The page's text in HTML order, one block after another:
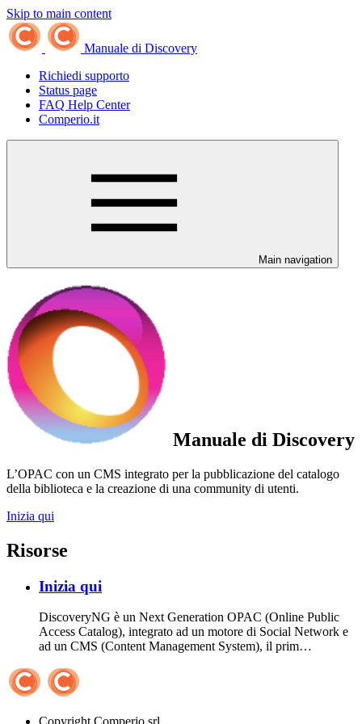
Skip to main content
Manuale di Discovery
Richiedi supporto
Status page
FAQ Help Center
Comperio.it
Main navigation
Manuale di Discovery
L’OPAC con un CMS integrato per la pubblicazione del catalogo
della biblioteca e la creazione di una community di utenti.
Inizia qui
Risorse
Inizia qui
DiscoveryNG è un Next Generation OPAC (Online Public
Access Catalog), integrato ad un motore di Social Network e
ad un CMS (Content Management System), il prim…